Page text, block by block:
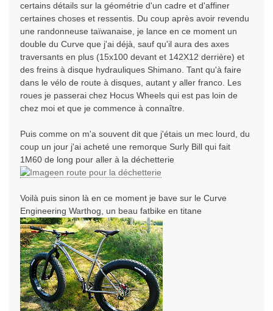
certains détails sur la géométrie d'un cadre et d'affiner
certaines choses et ressentis. Du coup après avoir revendu
une randonneuse taïwanaise, je lance en ce moment un
double du Curve que j'ai déjà, sauf qu'il aura des axes
traversants en plus (15x100 devant et 142X12 derrière) et
des freins à disque hydrauliques Shimano. Tant qu'à faire
dans le vélo de route à disques, autant y aller franco. Les
roues je passerai chez Hocus Wheels qui est pas loin de
chez moi et que je commence à connaître.
Puis comme on m'a souvent dit que j'étais un mec lourd, du
coup un jour j'ai acheté une remorque Surly Bill qui fait
1M60 de long pour aller à la déchetterie
en route pour la déchetterie
Voilà puis sinon là en ce moment je bave sur le Curve
Engineering Warthog, un beau fatbike en titane